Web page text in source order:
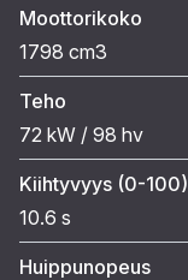
Moottorikoko
1798 cm3
Teho
72 kW / 98 hv
Kiihtyvyys (0-100)
10.6 s
Huippunopeus